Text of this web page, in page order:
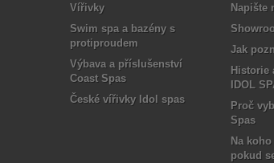
Vířivky
Swim spa a bazény s
protiproudem
Výbava a příslušenství
Coast Spas
České vířivky Idol spas
Napište
Jak
Historie
IDOL
Proč
Spas
Na
pokud